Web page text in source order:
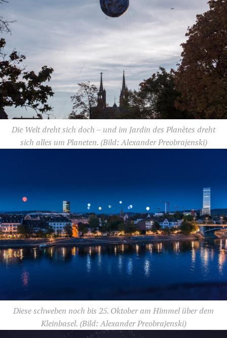
Die Welt dreht sich doch – und im Jardin des Planètes dreht
sich alles um Planeten. (Bild: Alexander Preobrajenski)
Diese schweben noch bis 25. Oktober am Himmel über dem
Kleinbasel.(Bild: Alexander Preobrajenski)